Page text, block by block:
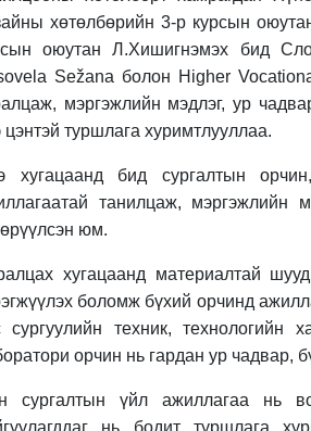
хөтөлбөрийн 3-р курсын
оюутан Л.Хишигнэмэх бид
Sežana болон Higher
мэргэжлийн мэдлэг, ур
цэнтэй туршлага хуримтлууллаа.
хугацаанд бид сургалтын
танилцаж, мэргэжлийн
юм.
хугацаанд материалтай
боломж бүхий орчинд
сургуулийн техник, технологийн
орчин нь гардан ур чадвар,
сургалтын үйл ажиллагаа нь
нь бодит туршлага